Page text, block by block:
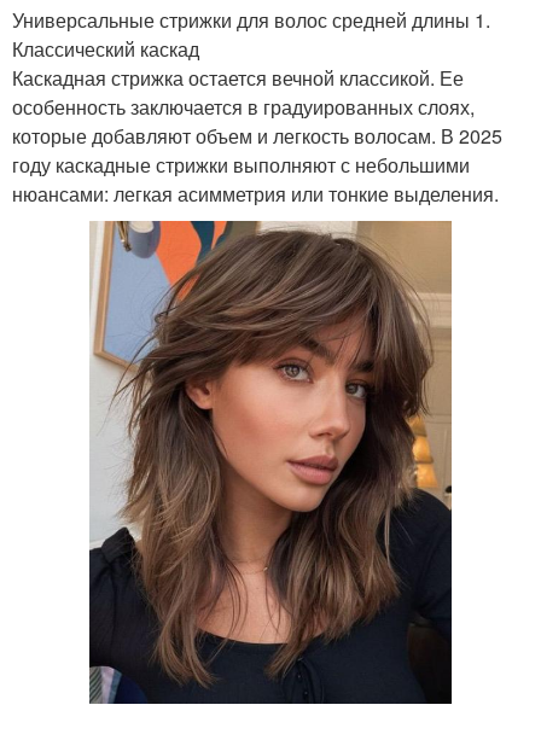
кончиками
Стрижка с прямой Стрижка с косой
Стрижка с челкой Ассиметричная стрижка
Стрижка с широкой
челкой
Стрижки с челкой
Стрижка для челки Женская стрижка
Стрижка на средние
волосы
Женские причёски
Универсальные стрижки для волос средней длины 1.
Классический каскад
Каскадная стрижка остается вечной классикой. Ее
особенность заключается в градуированных слоях,
которые добавляют объем и легкость волосам. В 2025
году каскадные стрижки выполняют с небольшими
нюансами: легкая асимметрия или тонкие выделения.